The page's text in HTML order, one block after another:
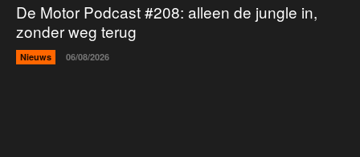
De Motor Podcast #208: alleen de jungle in,
zonder weg terug
Nieuws 06/08/2026